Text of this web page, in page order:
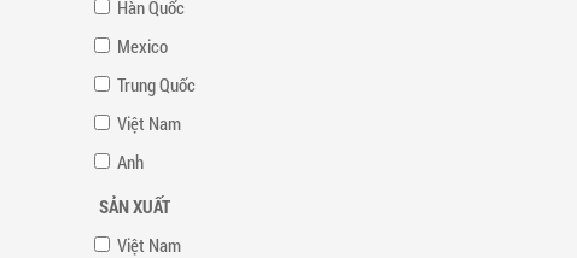
Hàn Quốc
Mexico
Trung Quốc
Việt Nam
Anh
SẢN XUẤT
Việt Nam